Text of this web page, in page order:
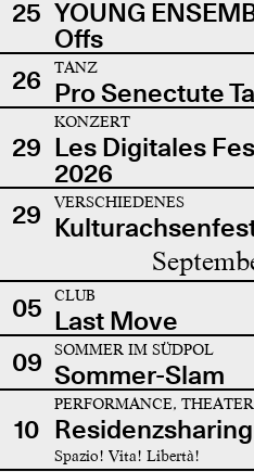
25 YOUNG
Offs
26
TANZ
Pro Senectute
29
KONZERT
Les Digitales
2026
29 VERSCHIEDENES
05 CLUB
Last Move
09
SOMMER IM SÜDPOL
Sommer-Slam
10
PERFORMANCE, THEATER
Spazio! Vita! Libertà!